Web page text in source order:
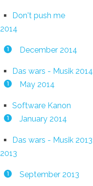
Don't push me
2014
1 December 2014
Das wars - Musik 2014
1 May 2014
Software Kanon
1 January 2014
Das wars - Musik 2013
2013
1 September 2013